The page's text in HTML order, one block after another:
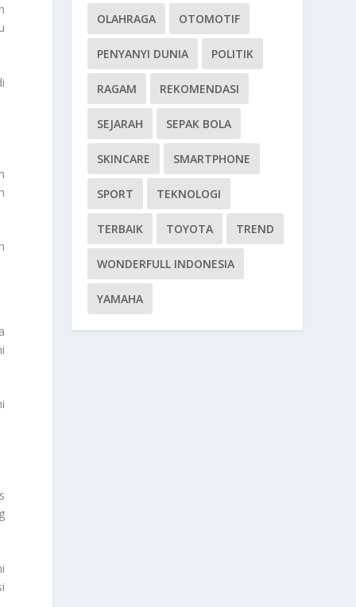
OLAHRAGA OTOMOTIF
PENYANYI DUNIA POLITIK
RAGAM REKOMENDASI
SEJARAH SEPAK BOLA
SKINCARE SMARTPHONE
SPORT TEKNOLOGI
TERBAIK TOYOTA TREND
WONDERFULL INDONESIA
YAMAHA